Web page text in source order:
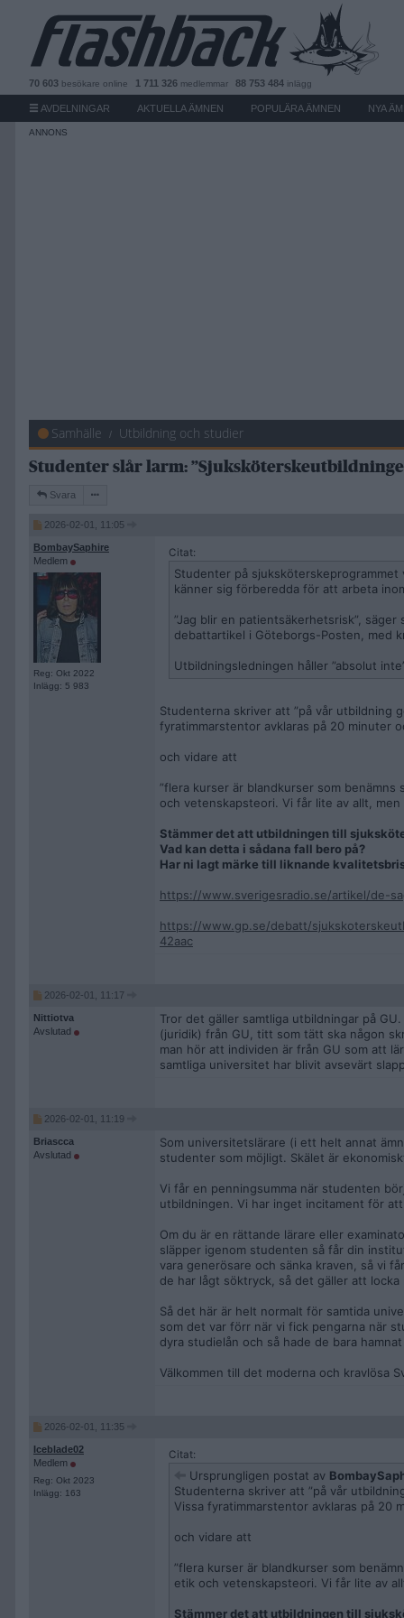
70 603 besökare online 1 711 326 medlemmar 88 753 484 inlägg
AVDELNINGAR AKTUELLA ÄMNEN POPULÄRA ÄMNEN NYA
Samhälle Utbildning och studier
Studenter slår larm:
Svara
2026-02-01, 11:05
BombaySaphire
Medlem
Reg: Okt 2022
Inlägg: 5 983
Citat:
Studenter på
känner sig förberedda för att arbeta
”Jag blir en patientsäkerhetsrisk”,
debattartikel i Göteborgs-Posten, med
Utbildningsledningen håller ”absolut
Studenterna skriver att ”på vår utbildning
fyratimmarstentor avklaras på 20 minuter
och vidare att
”flera kurser är blandkurser som
och vetenskapsteori. Vi får lite av allt,
Stämmer det att utbildningen till
Vad kan detta i sådana fall bero på?
Har ni lagt märke till liknande
https://www.sverigesradio.se/artikel/de-
https://www.gp.se/debatt/
42aac
2026-02-01, 11:17
Nittiotva
Avslutad
Tror det gäller samtliga utbildningar på
(juridik) från GU, titt som tätt ska någon
man hör att individen är från GU som att
samtliga universitet har blivit avsevärt
2026-02-01, 11:19
Briascca
Avslutad
Som universitetslärare (i ett helt annat
studenter som möjligt. Skälet är
Vi får en penningsumma när studenten
utbildningen. Vi har inget incitament för
Om du är en rättande lärare eller
släpper igenom studenten så får din
vara generösare och sänka kraven, så vi
de har lågt söktryck, så det gäller att
Så det här är helt normalt för samtida
som det var förr när vi fick pengarna när
dyra studielån och så hade de bara
Välkommen till det moderna och kravlösa
2026-02-01, 11:35
Iceblade02
Medlem
Reg: Okt 2023
Inlägg: 163
Citat:
Ursprungligen postat av
Studenterna skriver att ”på vår
Vissa fyratimmarstentor avklaras på 20
och vidare att
”flera kurser är blandkurser som
etik och vetenskapsteori. Vi får lite av
Stämmer det att utbildningen till